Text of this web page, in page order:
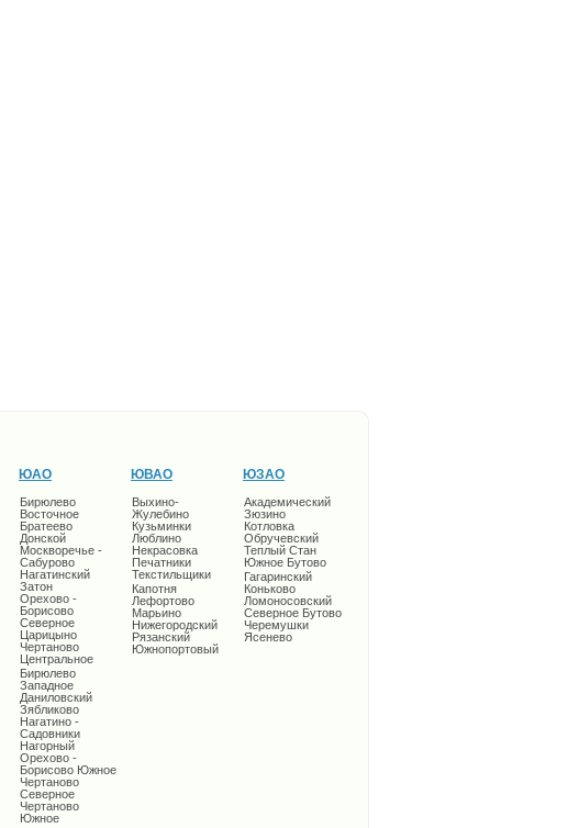
ЮАО
Бирюлево
Восточное
Братеево
Донской
Москворечье -
Сабурово
Нагатинский
Затон
Орехово -
Борисово
Северное
Царицыно
Чертаново
Центральное
Бирюлево
Западное
Даниловский
Зябликово
Нагатино -
Садовники
Нагорный
Орехово -
Борисово Южное
Чертаново
Северное
Чертаново
Южное
ЮВАО
Выхино-
Жулебино
Кузьминки
Люблино
Некрасовка
Печатники
Текстильщики
Капотня
Лефортово
Марьино
Нижегородский
Рязанский
Южнопортовый
ЮЗАО
Академический
Зюзино
Котловка
Обручевский
Теплый Стан
Южное Бутово
Гагаринский
Коньково
Ломоносовский
Северное Бутово
Черемушки
Ясенево